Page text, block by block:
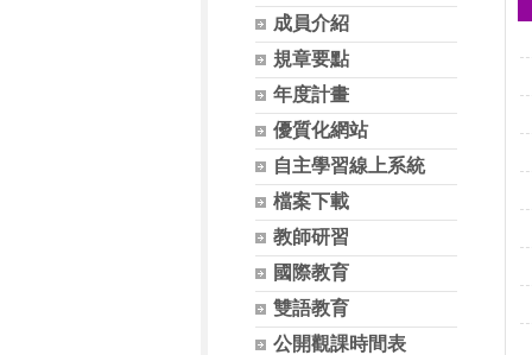
成員介紹
規章要點
年度計畫
優質化網站
自主學習線上系統
檔案下載
教師研習
國際教育
雙語教育
公開觀課時間表